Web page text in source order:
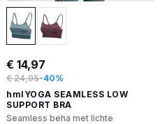
€ 14,97
€ 24,95-40%
hmlYOGA SEAMLESS LOW
SUPPORT BRA
Seamless beha met lichte